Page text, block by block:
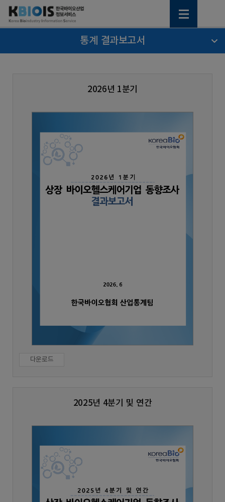
통계 결과보고서
2026년 1분기
다운로드
2025년 4분기 및 연간